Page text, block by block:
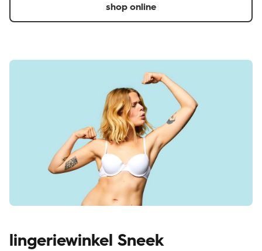
shop online
lingeriewinkel Sneek